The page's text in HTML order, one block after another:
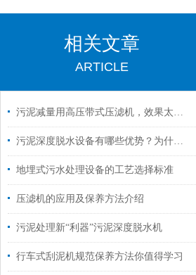
相关文章
ARTICLE
污泥减量用高压带式压滤机，效果太赞了！
污泥深度脱水设备有哪些优势？为什么越来越多的企业选择它？
地埋式污水处理设备的工艺选择标准
压滤机的应用及保养方法介绍
污泥处理新“利器”污泥深度脱水机
行车式刮泥机规范保养方法你值得学习